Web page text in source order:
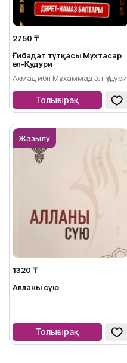
2750 ₸
Ғибадат тұтқасы Мұхтасар
әл-Қудури
Ахмад ибн Мұхаммад әл-Қудури
Толығырақ
Жазылу
1320 ₸
Алланы сүю
Толығырақ